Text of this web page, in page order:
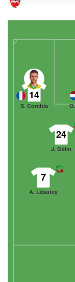
14
S. Corchia
24
J. Gélin
7
A. Léautey